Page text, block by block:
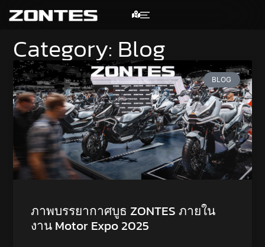
Category: Blog
BLOG
ภาพบรรยากาศบูธ ZONTES ภายใน
งาน Motor Expo 2025